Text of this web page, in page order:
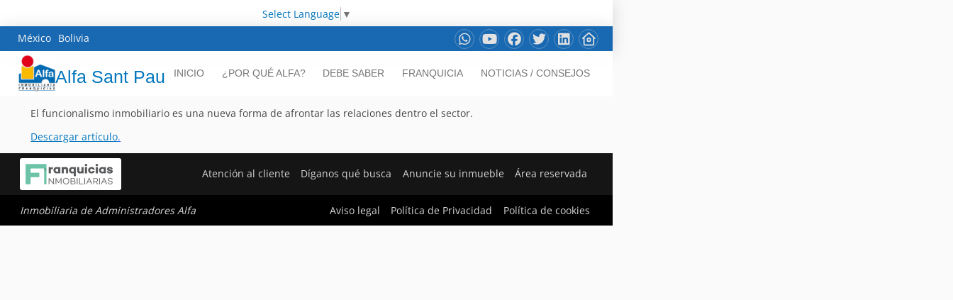
Select Language ▼
México Bolivia
Alfa Sant Pau INICIO ¿POR QUÉ ALFA? DEBE SABER FRANQUICIA NOTICIAS / CONSEJOS
El funcionalismo inmobiliario es una nueva forma de afrontar las relaciones dentro el sector.
Descargar artículo.
Atención al cliente Díganos qué busca Anuncie su inmueble Área reservada
Inmobiliaria de Administradores Alfa Aviso legal Política de Privacidad Política de cookies